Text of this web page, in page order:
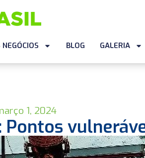
BLOG GALERIA
1, 2024
Pontos